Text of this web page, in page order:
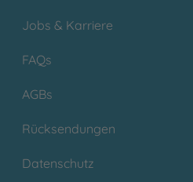
Jobs & Karriere
FAQs
AGBs
Rücksendungen
Datenschutz